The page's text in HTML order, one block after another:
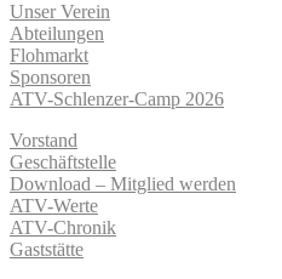
Unser Verein
Abteilungen
Flohmarkt
Sponsoren
ATV-Schlenzer-Camp 2026
Vorstand
Geschäftstelle
Download – Mitglied werden
ATV-Werte
ATV-Chronik
Gaststätte